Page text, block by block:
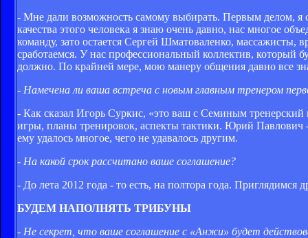
- Мне дали возможность самому выбирать. Первым делом, я
качества этого человека я знаю очень давно, нас многое
команду, зато остается Сергей Шматоваленко, массажисты,
сработаемся. У нас профессиональный коллектив, который
должно. По крайней мере, мою манеру общения давно все
- Намечена ли ваша встреча с новым главным тренером
- Как сказал Игорь Суркис, «это ваш с Семиным
игры, планы тренировок, аспекты тактики. Юрий
ему удалось многое, чего не удавалось другим.
- На какой срок рассчитано ваше соглашение?
- До лета 2012 года - то есть, на полтора года. Приглядимся
БУДЕМ НАПОЛНЯТЬ ТРИБУНЫ
- Не секрет, что ваше соглашение с «Анжи» будет